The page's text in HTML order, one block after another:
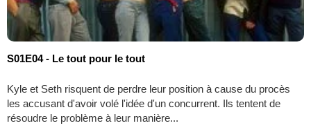
S01E04 - Le tout pour le tout
Kyle et Seth risquent de perdre leur position à cause du procès
les accusant d'avoir volé l'idée d'un concurrent. Ils tentent de
résoudre le problème à leur manière...